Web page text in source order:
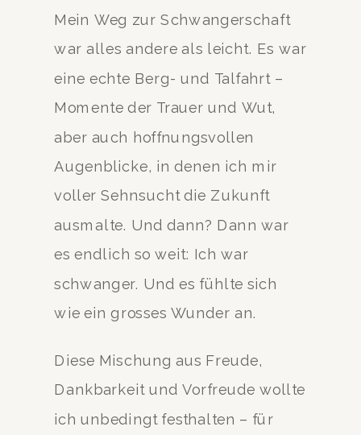
Mein Weg zur Schwangerschaft
war alles andere als leicht. Es war
eine echte Berg- und Talfahrt –
Momente der Trauer und Wut,
aber auch hoffnungsvollen
Augenblicke, in denen ich mir
voller Sehnsucht die Zukunft
ausmalte. Und dann? Dann war
es endlich so weit: Ich war
schwanger. Und es fühlte sich
wie ein grosses Wunder an.
Diese Mischung aus Freude,
Dankbarkeit und Vorfreude wollte
ich unbedingt festhalten – für